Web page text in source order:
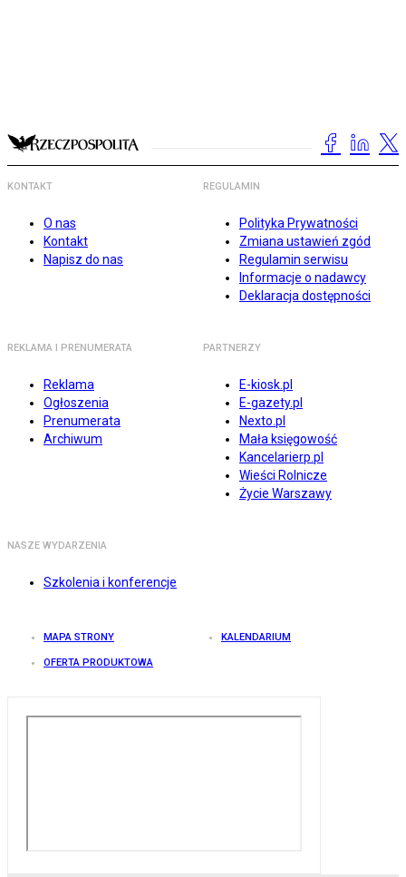
KONTAKT
O nas
Kontakt
Napisz do nas
REGULAMIN
Polityka Prywatności
Zmiana ustawień zgód
Regulamin serwisu
Informacje o nadawcy
Deklaracja dostępności
REKLAMA I PRENUMERATA
Reklama
Ogłoszenia
Prenumerata
Archiwum
PARTNERZY
E-kiosk.pl
E-gazety.pl
Nexto.pl
Mała księgowość
Kancelarierp.pl
Wieści Rolnicze
Życie Warszawy
NASZE WYDARZENIA
Szkolenia i konferencje
MAPA STRONY KALENDARIUM
OFERTA PRODUKTOWA